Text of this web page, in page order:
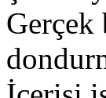
Gerçek